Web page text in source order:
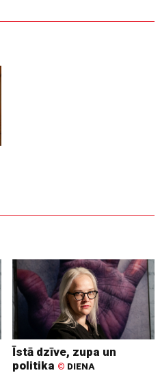
Īstā dzīve, zupa un
politika © DIENA